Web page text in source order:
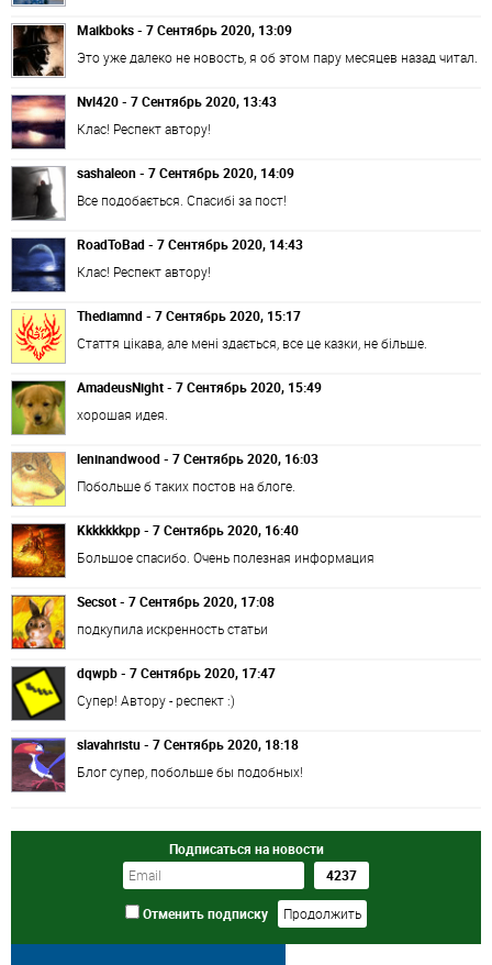
Maikboks - 7 Сентябрь 2020, 13:09
Это уже далеко не новость, я об этом пару месяцев назад читал.
Nvl420 - 7 Сентябрь 2020, 13:43
Клас! Респект автору!
sashaleon - 7 Сентябрь 2020, 14:09
Все подобається. Спасибі за пост!
RoadToBad - 7 Сентябрь 2020, 14:43
Клас! Респект автору!
Thediamnd - 7 Сентябрь 2020, 15:17
Стаття цікава, але мені здається, все це казки, не більше.
AmadeusNight - 7 Сентябрь 2020, 15:49
хорошая идея.
leninandwood - 7 Сентябрь 2020, 16:03
Побольше б таких постов на блоге.
Kkkkkkkpp - 7 Сентябрь 2020, 16:40
Большое спасибо. Очень полезная информация
Secsot - 7 Сентябрь 2020, 17:08
подкупила искренность статьи
dqwpb - 7 Сентябрь 2020, 17:47
Супер! Автору - респект :)
slavahristu - 7 Сентябрь 2020, 18:18
Блог супер, побольше бы подобных!
Подписаться на новости
Отменить подписку